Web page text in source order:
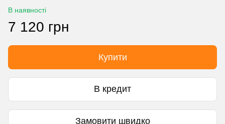
В наявності
7 120 грн
Купити
В кредит
Замовити швидко